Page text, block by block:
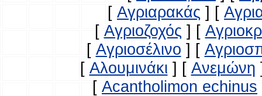
[ Αγριαρακάς ] [
[ Αγριοζοχός ] [
[ Αγριοσέλινο ] [
[ Αλουμινάκι ] [ Ανεμώνη
[ Acantholimon echinus